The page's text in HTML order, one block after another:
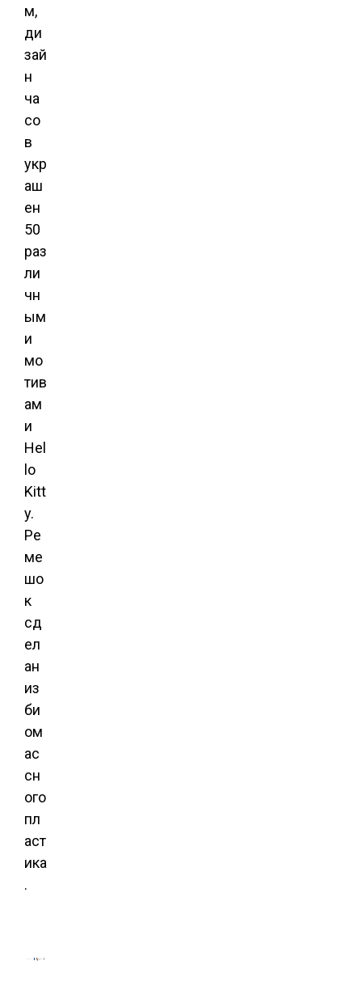
м,
ди
зай
н
ча
со
в
укр
аш
ен
50
раз
ли
чн
ым
и
мо
тив
ам
и
Hel
lo
Kitt
y.
Ре
ме
шо
к
сд
ел
ан
из
би
ом
ас
сн
ого
пл
аст
ика
.